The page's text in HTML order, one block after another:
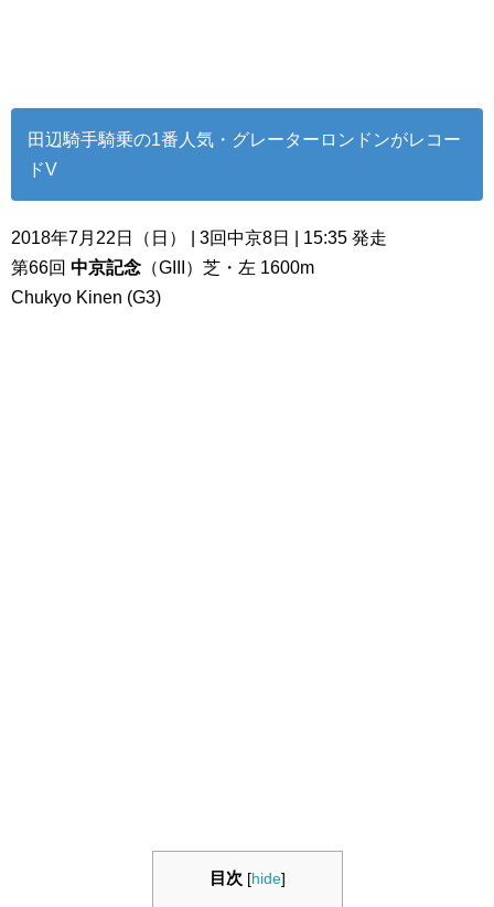
田辺騎手騎乗の1番人気・グレーターロンドンがレコー
ドV
2018年7月22日（日） | 3回中京8日 | 15:35 発走
第66回 中京記念 （GIII）芝・左 1600m
Chukyo Kinen (G3)
目次 [hide]